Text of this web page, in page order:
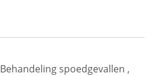
Behandeling spoedgevallen ,